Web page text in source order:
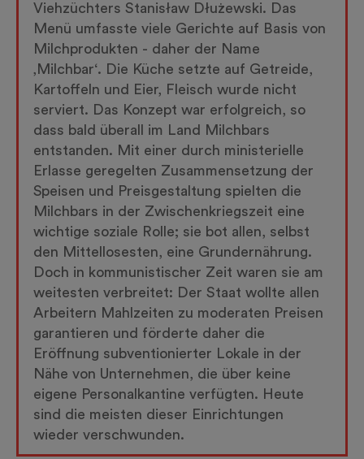
Viehzüchters Stanisław Dłużewski. Das
Menü umfasste viele Gerichte auf Basis von
Milchprodukten - daher der Name
‚Milchbar‘. Die Küche setzte auf Getreide,
Kartoffeln und Eier, Fleisch wurde nicht
serviert. Das Konzept war erfolgreich, so
dass bald überall im Land Milchbars
entstanden. Mit einer durch ministerielle
Erlasse geregelten Zusammensetzung der
Speisen und Preisgestaltung spielten die
Milchbars in der Zwischenkriegszeit eine
wichtige soziale Rolle; sie bot allen, selbst
den Mittellosesten, eine Grundernährung.
Doch in kommunistischer Zeit waren sie am
weitesten verbreitet: Der Staat wollte allen
Arbeitern Mahlzeiten zu moderaten Preisen
garantieren und förderte daher die
Eröffnung subventionierter Lokale in der
Nähe von Unternehmen, die über keine
eigene Personalkantine verfügten. Heute
sind die meisten dieser Einrichtungen
wieder verschwunden.